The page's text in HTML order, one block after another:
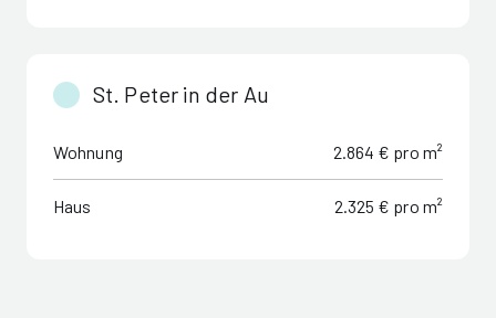
St. Peter in der Au
Wohnung 2.864 € pro m²
Haus 2.325 € pro m²